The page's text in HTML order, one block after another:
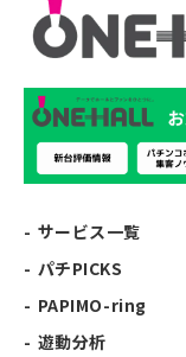
サービス一覧
パチPICKS
PAPIMO-ring
遊動分析